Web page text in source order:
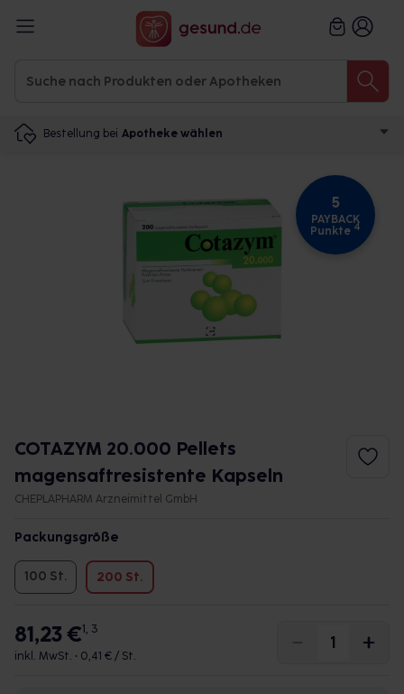
Bestellung bei Apotheke wählen
5
PAYBACK
Punkte 4
COTAZYM 20.000 Pellets
magensaftresistente Kapseln
CHEPLAPHARM Arzneimittel GmbH
Packungsgröße
100 St. 200 St.
81,23 €1, 3
inkl. MwSt. • 0,41 € / St.